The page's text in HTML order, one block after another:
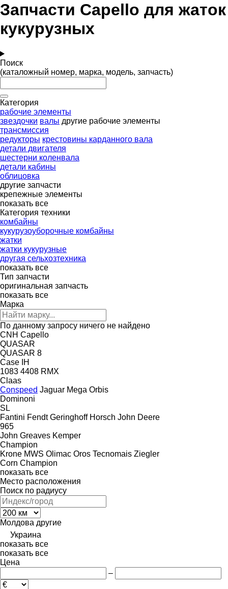
Запчасти Capello для жаток
кукурузных
Поиск
(каталожный номер, марка, модель, запчасть)
Категория
рабочие элементы
звездочки валы другие рабочие элементы
трансмиссия
редукторы крестовины карданного вала
детали двигателя
шестерни коленвала
детали кабины
облицовка
другие запчасти
крепежные элементы
показать все
Категория техники
комбайны
кукурузоуборочные комбайны
жатки
жатки кукурузные
другая сельхозтехника
показать все
Тип запчасти
оригинальная запчасть
показать все
Марка
По данному запросу ничего не найдено
CNH Capello
QUASAR
QUASAR 8
Case IH
1083 4408 RMX
Claas
Conspeed Jaguar Mega Orbis
Dominoni
SL
Fantini Fendt Geringhoff Horsch John Deere
965
John Greaves Kemper
Champion
Krone MWS Olimac Oros Tecnomais Ziegler
Corn Champion
показать все
Место расположения
Поиск по радиусу
Молдова другие
Украина
показать все
показать все
Цена
–